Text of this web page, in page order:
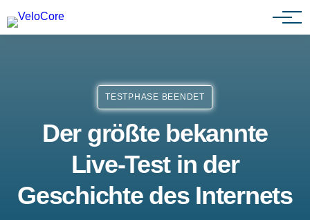
Partnerprogramm
TESTPHASE BEENDET
Der größte bekannte
Live-Test in der
Geschichte des Internets